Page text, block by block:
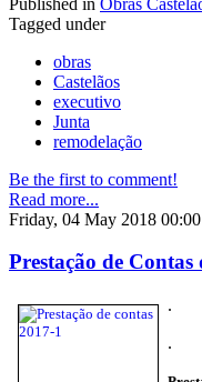
Tagged under
obras
Castelãos
executivo
Junta
remodelação
Be the first to comment!
Read more...
Friday, 04 May 2018 00:00
Prestação de
.
.